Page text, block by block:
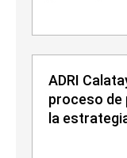
ADRI
proceso de
la